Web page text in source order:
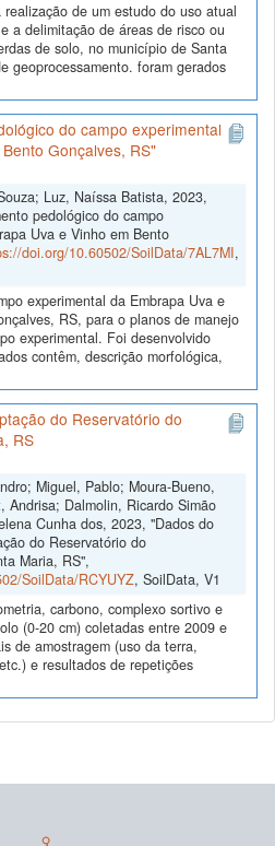
de um estudo do uso atual
a delimitação de áreas de risco ou
de solo, no município de Santa
geoprocessamento. foram gerados
do campo experimental
Gonçalves, RS"
Luz, Naíssa Batista, 2023,
pedológico do campo
Uva e Vinho em Bento
doi.org/10.60502/SoilData/7AL7MI,
experimental da Embrapa Uva e
RS, para o planos de manejo
experimental. Foi desenvolvido
contêm, descrição morfológica,
do Reservatório do
RS
Miguel, Pablo; Moura-Bueno,
Andrisa; Dalmolin, Ricardo Simão
Cunha dos, 2023, "Dados do
do Reservatório do
Maria, RS",
SoilData/RCYUYZ, SoilData, V1
carbono, complexo sortivo e
(0-20 cm) coletadas entre 2009 e
de amostragem (uso da terra,
e resultados de repetições